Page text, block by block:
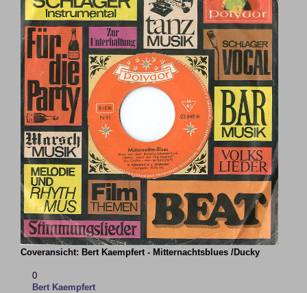
Coveransicht: Bert Kaempfert - Mitternachtsblues /Ducky
0
Bert Kaempfert